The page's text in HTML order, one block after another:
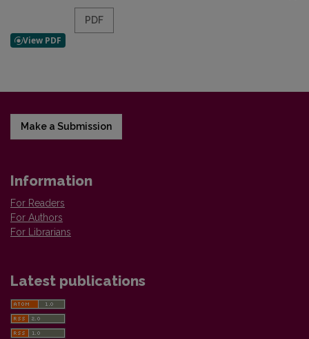
PDF
Make a Submission
Information
For Readers
For Authors
For Librarians
Latest publications